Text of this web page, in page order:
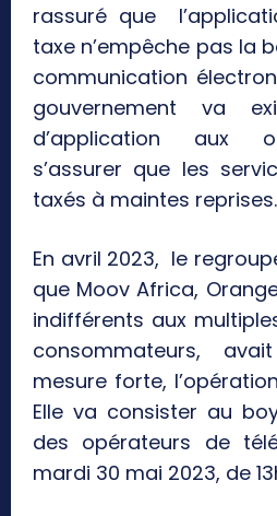
rassuré que
taxe n’empêche pas la
communication
gouvernement va
d’application aux
s’assurer que les
taxés à maintes reprises.
En avril 2023, le
que Moov Africa,
indifférents aux
consommateurs,
mesure forte,
Elle va consister au
des opérateurs de
mardi 30 mai 2023, de